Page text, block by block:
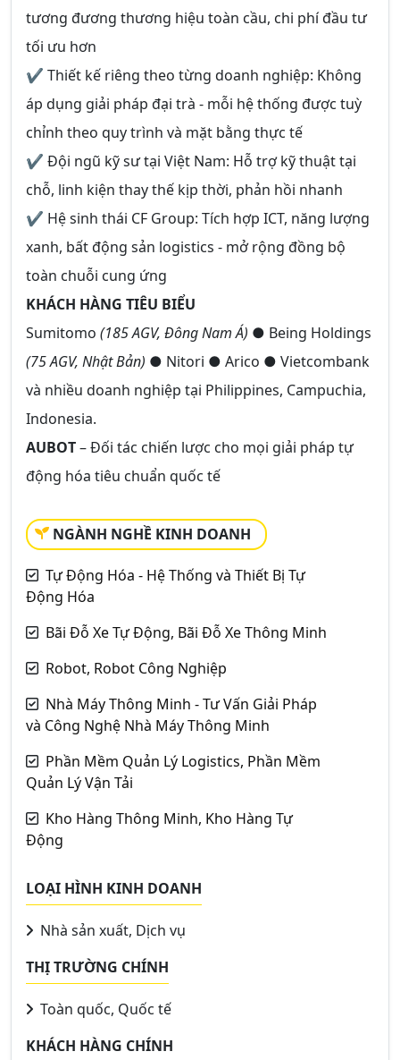
tương đương thương hiệu toàn cầu, chi phí đầu tư
tối ưu hơn
✔ Thiết kế riêng theo từng doanh nghiệp: Không
áp dụng giải pháp đại trà - mỗi hệ thống được tuỳ
chỉnh theo quy trình và mặt bằng thực tế
✔ Đội ngũ kỹ sư tại Việt Nam: Hỗ trợ kỹ thuật tại
chỗ, linh kiện thay thế kịp thời, phản hồi nhanh
✔ Hệ sinh thái CF Group: Tích hợp ICT, năng lượng
xanh, bất động sản logistics - mở rộng đồng bộ
toàn chuỗi cung ứng
KHÁCH HÀNG TIÊU BIỂU
Sumitomo (185 AGV, Đông Nam Á) ● Being Holdings
(75 AGV, Nhật Bản) ● Nitori ● Arico ● Vietcombank
và nhiều doanh nghiệp tại Philippines, Campuchia,
Indonesia.
AUBOT– Đối tác chiến lược cho mọi giải pháp tự
động hóa tiêu chuẩn quốc tế
NGÀNH NGHỀ KINH DOANH
Tự Động Hóa - Hệ Thống và Thiết Bị Tự
Động Hóa
Bãi Đỗ Xe Tự Động, Bãi Đỗ Xe Thông Minh
Robot, Robot Công Nghiệp
Nhà Máy Thông Minh - Tư Vấn Giải Pháp
và Công Nghệ Nhà Máy Thông Minh
Phần Mềm Quản Lý Logistics, Phần Mềm
Quản Lý Vận Tải
Kho Hàng Thông Minh, Kho Hàng Tự
Động
LOẠI HÌNH KINH DOANH
Nhà sản xuất, Dịch vụ
THỊ TRƯỜNG CHÍNH
Toàn quốc, Quốc tế
KHÁCH HÀNG CHÍNH